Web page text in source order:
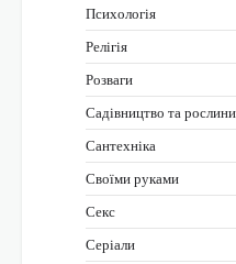
Психологія
Релігія
Розваги
Садівництво та рослини
Сантехніка
Своїми руками
Секс
Серіали